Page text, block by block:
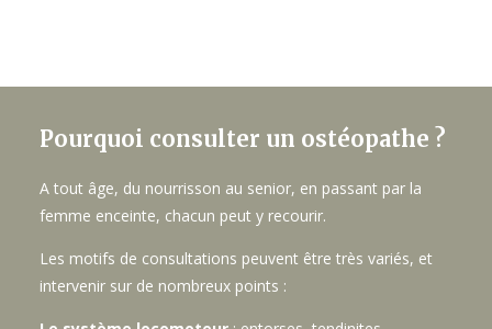
Pourquoi consulter un ostéopathe ?
A tout âge, du nourrisson au senior, en passant par la
femme enceinte, chacun peut y recourir.
Les motifs de consultations peuvent être très variés, et
intervenir sur de nombreux points :